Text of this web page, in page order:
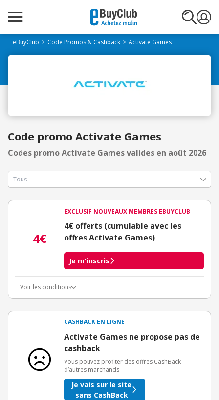
eBuyClub Code Promos & Cashback Activate Games
Code promo Activate Games
Codes promo Activate Games valides en août 2026
4€
EXCLUSIF NOUVEAUX MEMBRES EBUYCLUB
4€ offerts (cumulable avec les
offres Activate Games)
Je m'inscris
Voir les conditions
3€ de bienvenue crédités immédiatement + 1€ supplémentaire
Offre réservée à une toute première inscription chez eBuyClub.
CASHBACK EN LIGNE
Activate Games ne propose pas de
cashback
Vous pouvez profiter des offres CashBack
d’autres marchands
Je vais sur le site
sans CashBack